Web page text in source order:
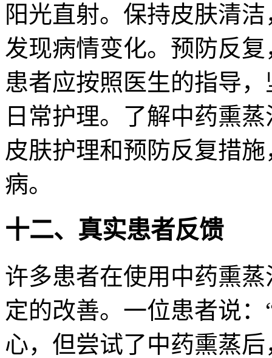
阳光直射。保持皮肤清
发现病情变化。预防反
患者应按照医生的指导
日常护理。了解中药熏
皮肤护理和预防反复措
病。
十二、真实患者反馈
许多患者在使用中药熏
定的改善。一位患者说
心，但尝试了中药熏蒸